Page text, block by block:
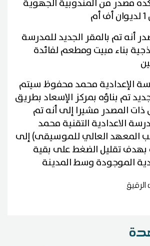
مصدر من المندوبية الجهوية
أنه تم بالمقر الجديد للمدرسة
بناء مبيت ومطعم لفائدة
الإعدادية محمد محفوظ سيتم
تم بناؤه بمركز الإسعاد بطريق
المصدر مشيرا إلى أنه تم
الاعدادية التقنية محمد
المعهد العالي للموسيقى) إلى
بهدف تقليل الضغط على بقية
الموجودة وسط المدينة